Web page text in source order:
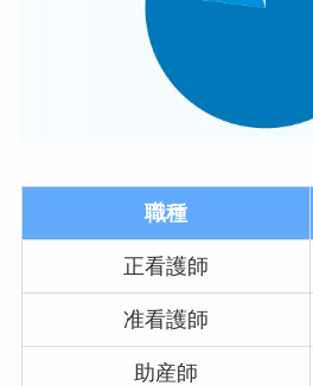
職種
正看護師
准看護師
助産師